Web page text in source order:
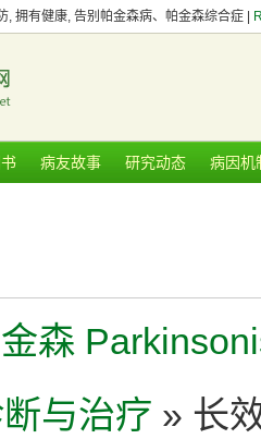
, 拥有健康, 告别帕金森病、帕金森综合症 |
病友故事 研究动态 病因机
森
与治疗 » 长